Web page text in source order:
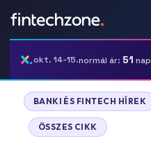
okt. 14-15.normál ár: 51 nap
BANKI ÉS FINTECH HÍREK
ÖSSZES CIKK